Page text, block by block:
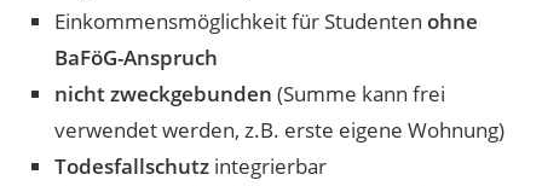
Einkommensmöglichkeit für Studenten ohne
BaFöG-Anspruch
nicht zweckgebunden (Summe kann frei
verwendet werden, z.B. erste eigene Wohnung)
Todesfallschutz integrierbar